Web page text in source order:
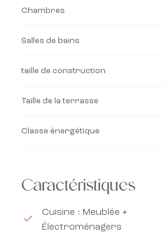
Chambres
Salles de bains
taille de construction
Taille de la terrasse
Classe énergétique
Caractéristiques
Cuisine : Meublée +
Électroménagers